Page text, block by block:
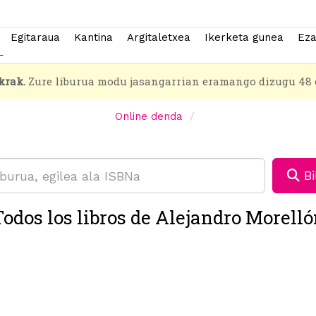
Egitaraua Kantina Argitaletxea Ikerketa gunea
Zure liburua modu jasangarrian eramango dizugu 48
Online denda
los libros de Alejandro